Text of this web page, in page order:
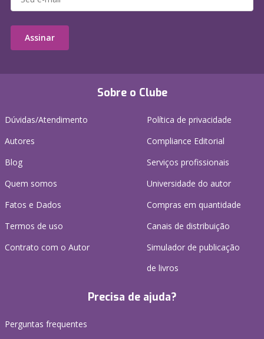
Sobre o Clube
Dúvidas/Atendimento
Autores
Blog
Quem somos
Fatos e Dados
Termos de uso
Contrato com o Autor
Política de privacidade
Compliance Editorial
Serviços profissionais
Universidade do autor
Compras em quantidade
Canais de distribuição
Simulador de publicação
de livros
Precisa de ajuda?
Perguntas frequentes
Assinar